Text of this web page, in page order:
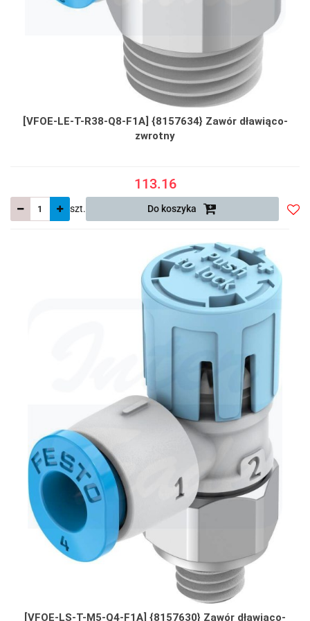
[VFOE-LE-T-R38-Q8-F1A] {8157634} Zawór dławiąco-
zwrotny
113.16
szt. Do koszyka
[VFOE-LS-T-M5-Q4-F1A] {8157630} Zawór dławiąco-